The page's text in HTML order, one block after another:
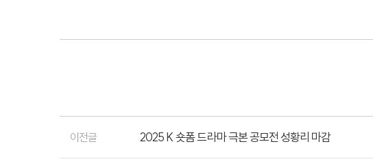
이전글 2025 K 숏폼 드라마 극본 공모전 성황리 마감